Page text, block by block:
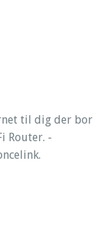
til dig der bor
Router. -